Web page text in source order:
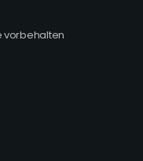
vorbehalten